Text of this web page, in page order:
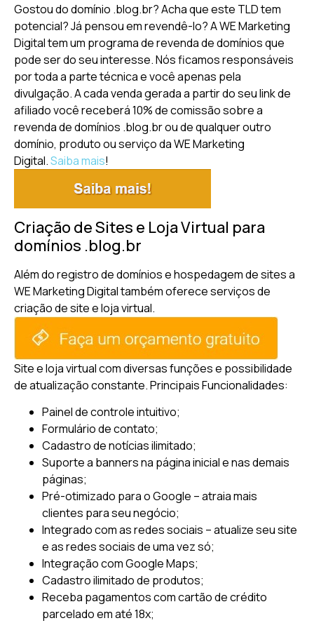
Gostou do domínio .blog.br? Acha que este TLD tem
potencial? Já pensou em revendê-lo? A WE Marketing
Digital tem um programa de revenda de domínios que
pode ser do seu interesse. Nós ficamos responsáveis
por toda a parte técnica e você apenas pela
divulgação. A cada venda gerada a partir do seu link de
afiliado você receberá 10% de comissão sobre a
revenda de domínios .blog.br ou de qualquer outro
domínio, produto ou serviço da WE Marketing
Digital.Saiba mais!
Criação de Sites e Loja Virtual para
domínios .blog.br
Além do registro de domínios e hospedagem de sites a
WE Marketing Digital também oferece serviços de
criação de site e loja virtual.
Site e loja virtual com diversas funções e possibilidade
de atualização constante.Principais Funcionalidades:
Painel de controle intuitivo;
Formulário de contato;
Cadastro de notícias ilimitado;
Suporte a banners na página inicial e nas demais
páginas;
Pré-otimizado para o Google – atraia mais
clientes para seu negócio;
Integrado com as redes sociais – atualize seu site
e as redes sociais de uma vez só;
Integração com Google Maps;
Cadastro ilimitado de produtos;
Receba pagamentos com cartão de crédito
parcelado em até 18x;